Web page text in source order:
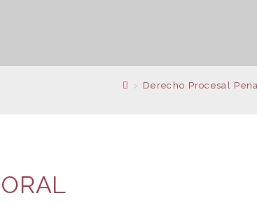
> Derecho Procesal